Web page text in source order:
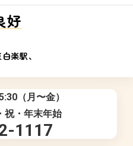
好
楽駅、
（月〜金）
祝・年末年始
1117